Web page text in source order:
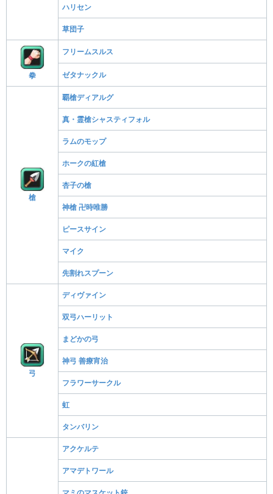
ハリセン
草団子
拳
フリームスルス
ゼタナックル
槍
覇槍ディアルグ
真・霊槍シャスティフォル
ラムのモップ
ホークの紅槍
杏子の槍
神槍 卍時唯勝
ピースサイン
マイク
先割れスプーン
弓
ディヴァイン
双弓ハーリット
まどかの弓
神弓 善療宵治
フラワーサークル
虹
タンバリン
アクケルテ
アマデトワール